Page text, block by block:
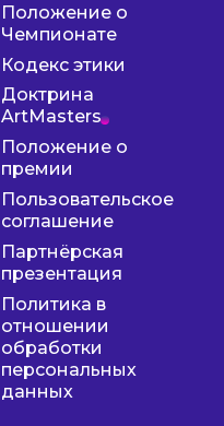
Положение о
Чемпионате
Кодекс этики
Доктрина
ArtMasters
Положение о
премии
Пользовательское
соглашение
Партнёрская
презентация
Политика в
отношении
обработки
персональных
данных